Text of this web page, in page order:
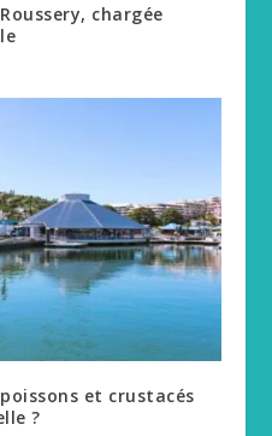
chargée
et crustacés
?